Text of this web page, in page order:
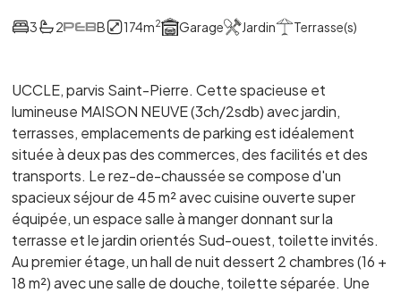
3 2 B 174m2 Garage Jardin Terrasse(s)
UCCLE, parvis Saint-Pierre. Cette spacieuse et
lumineuse MAISON NEUVE (3ch/2sdb) avec jardin,
terrasses, emplacements de parking est idéalement
située à deux pas des commerces, des facilités et des
transports. Le rez-de-chaussée se compose d'un
spacieux séjour de 45 m² avec cuisine ouverte super
équipée, un espace salle à manger donnant sur la
terrasse et le jardin orientés Sud-ouest, toilette invités.
Au premier étage, un hall de nuit dessert 2 chambres (16 +
18 m²) avec une salle de douche, toilette séparée. Une